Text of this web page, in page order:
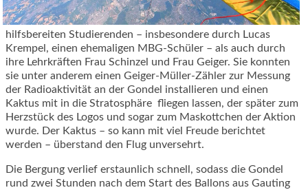
hilfsbereiten Studierenden – insbesondere durch Lucas
Krempel, einen ehemaligen MBG-Schüler – als auch durch
ihre Lehrkräften Frau Schinzel und Frau Geiger. Sie konnten
sie unter anderem einen Geiger-Müller-Zähler zur Messung
der Radioaktivität an der Gondel installieren und einen
Kaktus mit in die Stratosphäre fliegen lassen, der später zum
Herzstück des Logos und sogar zum Maskottchen der Aktion
wurde. Der Kaktus – so kann mit viel Freude berichtet
werden – überstand den Flug unversehrt.
Die Bergung verlief erstaunlich schnell, sodass die Gondel
rund zwei Stunden nach dem Start des Ballons aus Gauting